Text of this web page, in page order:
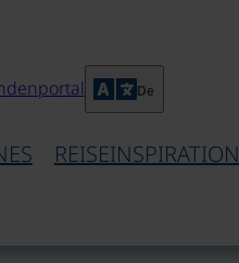
De
REISEINSPIRATION